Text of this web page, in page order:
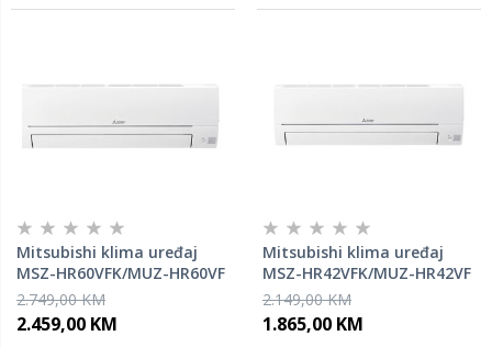
Mitsubishi klima uređaj
MSZ-HR60VFK/MUZ-HR60VF
2.749,00 KM
2.459,00 KM
Mitsubishi klima uređaj
MSZ-HR42VFK/MUZ-HR42VF
2.149,00 KM
1.865,00 KM